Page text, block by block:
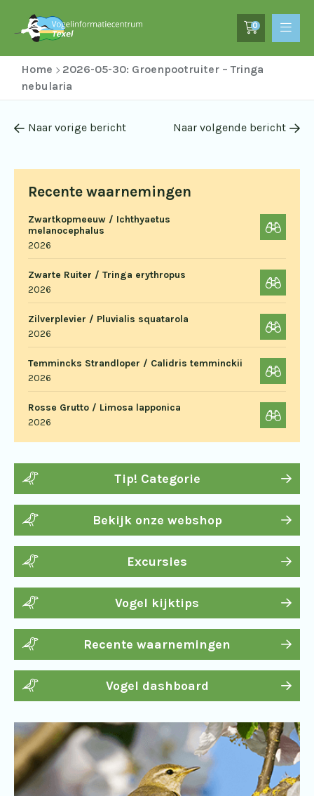
0
Home
2026-05-30: Groenpootruiter – Tringa
nebularia
Recente waarnemingen
Zwartkopmeeuw / Ichthyaetus
melanocephalus
2026
Zwarte Ruiter / Tringa erythropus
2026
Zilverplevier / Pluvialis squatarola
2026
Temmincks Strandloper / Calidris temminckii
2026
Rosse Grutto / Limosa lapponica
2026
Tip! Categorie
Bekijk onze webshop
Excursies
Vogel kijktips
Recente waarnemingen
Vogel dashboard
Naar vorige bericht Naar volgende bericht